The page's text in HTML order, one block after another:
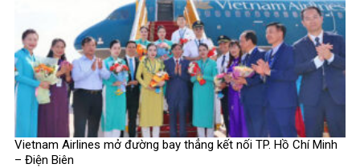
Vietnam Airlines mở đường bay thẳng kết nối TP. Hồ Chí Minh
– Điện Biên